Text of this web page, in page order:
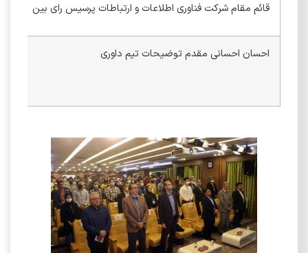
قائم مقام شرکت فناوری اطلاعات و ارتباطات پرسیس رای بین
احسان احسانی مقدم توضیحات تیم داوری